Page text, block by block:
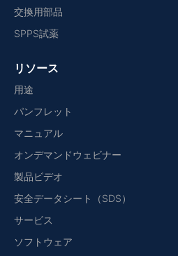
交換用部品
SPPS試薬
リソース
用途
パンフレット
マニュアル
オンデマンドウェビナー
製品ビデオ
安全データシート（SDS）
サービス
ソフトウェア